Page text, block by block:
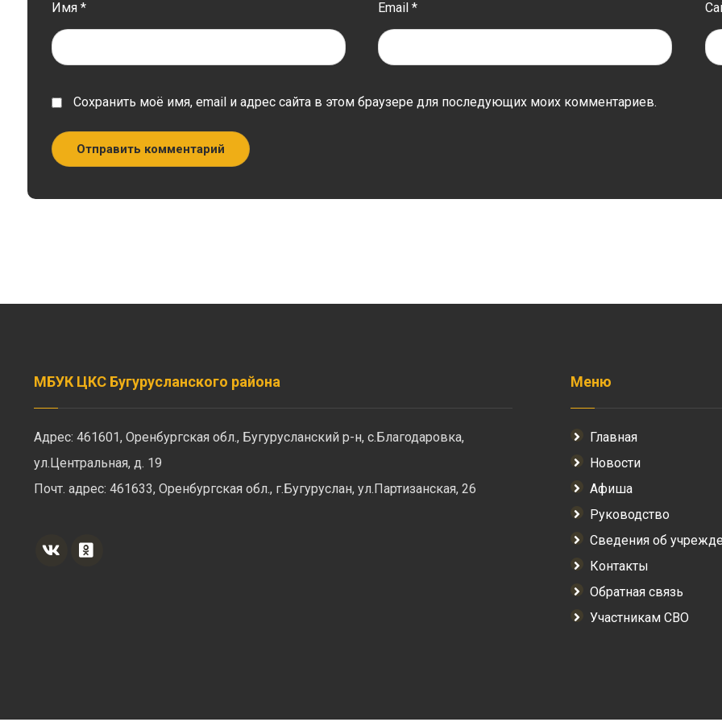
Имя * Email*
Сохранить моё имя, email и адрес сайта в этом браузере для последующих моих комментариев.
Отправить комментарий
МБУК ЦКС Бугурусланского района
Адрес: 461601, Оренбургская обл., Бугурусланский р-н, с.Благодаровка,
ул.Центральная, д. 19
Почт. адрес: 461633, Оренбургская обл., г.Бугуруслан, ул.Партизанская, 26
Меню
Главная
Новости
Афиша
Руководство
Сведения об
Контакты
Обратная связь
Участникам СВО